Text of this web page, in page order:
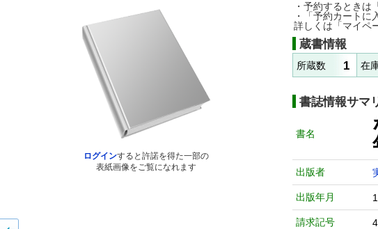
ログインすると許諾を得た一部の
表紙画像をご覧になれます
・予約するとき
・「予約カートに
詳しくは「マイペ
蔵書情報
所蔵数 1 在
書誌情報サマ
書名
出版者
出版年月
請求記号